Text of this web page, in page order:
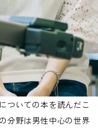
ついての本を読んだこ
分野は男性中心の世界